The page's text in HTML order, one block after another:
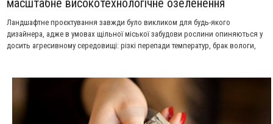
масштабне високотехнологічне озеленення
Ландшафтне проєктування завжди було викликом для будь-якого
дизайнера, адже в умовах щільної міської забудови рослини опиняються у
досить агресивному середовищі: різкі перепади температур, брак вологи,
доводиться вдаватися до складних інженерних розрахунків, щоб не
перевантажити плити перекриття.